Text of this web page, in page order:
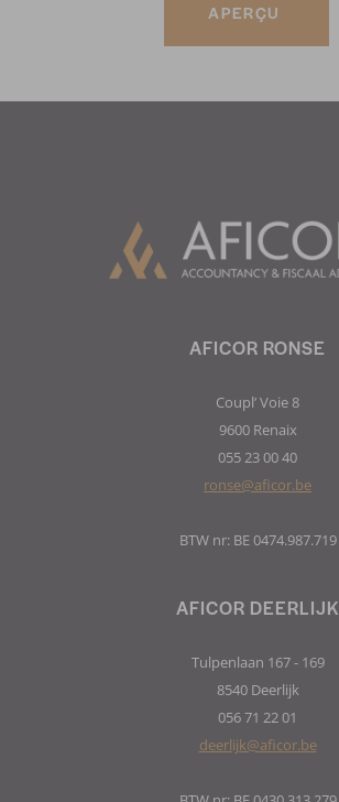
APERÇU
AFICOR DEERLIJK
Tulpenlaan 167 - 169
8540 Deerlijk
056 71 22 01
deerlijk@aficor.be
AFICOR RONSE
Coupl’ Voie 8
9600 Renaix
055 23 00 40
ronse@aficor.be
BTW nr: BE 0474.987.719